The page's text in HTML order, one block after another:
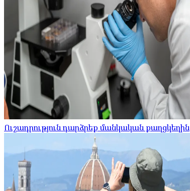
Ուշադրություն դարձրեք մանկական քաղցկեղին